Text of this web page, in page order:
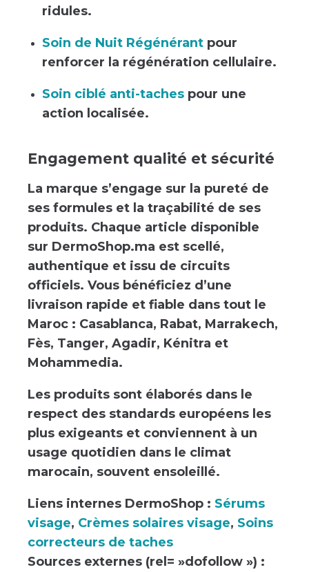
ridules.
Soin de Nuit Régénérant pour
renforcer la régénération cellulaire.
Soin ciblé anti-taches pour une
action localisée.
Engagement qualité et sécurité
La marque s’engage sur la pureté de
ses formules et la traçabilité de ses
produits. Chaque article disponible
sur DermoShop.ma est scellé,
authentique et issu de circuits
officiels. Vous bénéficiez d’une
livraison rapide et fiable dans tout le
Maroc : Casablanca, Rabat, Marrakech,
Fès, Tanger, Agadir, Kénitra et
Mohammedia.
Les produits sont élaborés dans le
respect des standards européens les
plus exigeants et conviennent à un
usage quotidien dans le climat
marocain, souvent ensoleillé.
Liens internes DermoShop : Sérums
visage, Crèmes solaires visage, Soins
correcteurs de taches
Sources externes (rel= »dofollow ») :